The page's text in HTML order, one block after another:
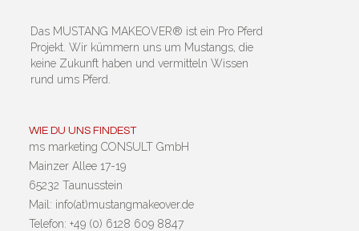
Das MUSTANG MAKEOVER® ist ein Pro Pferd
Projekt. Wir kümmern uns um Mustangs, die
keine Zukunft haben und vermitteln Wissen
rund ums Pferd.
WIE DU UNS FINDEST
ms marketing CONSULT GmbH
Mainzer Allee 17-19
65232 Taunusstein
Mail: info(at)mustangmakeover.de
Telefon: +49 (0) 6128 609 8847